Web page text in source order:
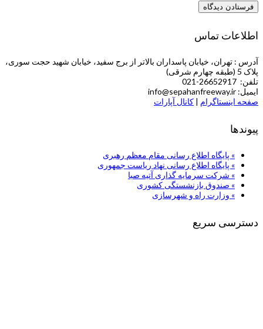
اطلاعات تماس
آدرس : تهران، خیابان پاسداران بالاتر از برج سفید، خیابان شهید حجت سوری،
پلاک 5 (طبقه چهارم شرقی)
تلفن: 26652917-021
ایمیل: info@sepahanfreeway.ir
صفحه اینستاگرام | کانال آپارات
پیوندها
» پایگاه اطلاع رسانی مقام معظم رهبری
» پایگاه اطلاع رسانی نهاد ریاست جمهوری
» شركت سرمایه گذاری آتیه صبا
» صندوق بازنشستگی کشوری
» وزارت راه و شهرسازی
دسترسی سریع